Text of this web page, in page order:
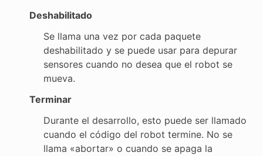
Deshabilitado
Se llama una vez por cada paquete
deshabilitado y se puede usar para depurar
sensores cuando no desea que el robot se
mueva.
Terminar
Durante el desarrollo, esto puede ser llamado
cuando el código del robot termine. No se
llama «abortar» o cuando se apaga la